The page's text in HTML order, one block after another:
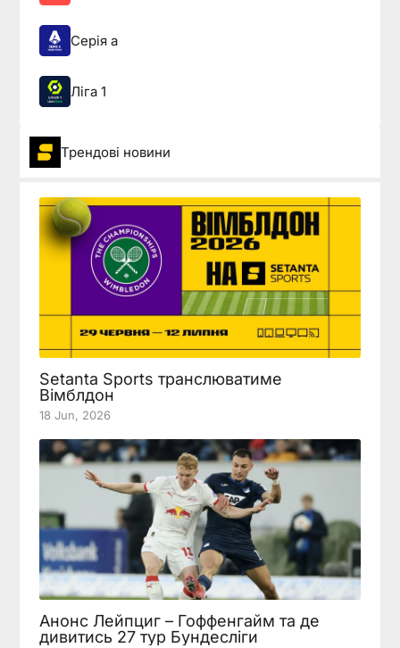
Серія а
Ліга 1
Трендові новини
Setanta Sports транслюватиме
Вімблдон
18 Jun, 2026
Анонс Лейпциг – Гоффенгайм та де
дивитись 27 тур Бундесліги